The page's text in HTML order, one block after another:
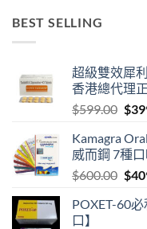
BEST SELLING
超級雙效犀
香港總代理
$599.00
was:
$
Kamagra
威而鋼 7種
$600.00
was:
$
POXET-60
口】